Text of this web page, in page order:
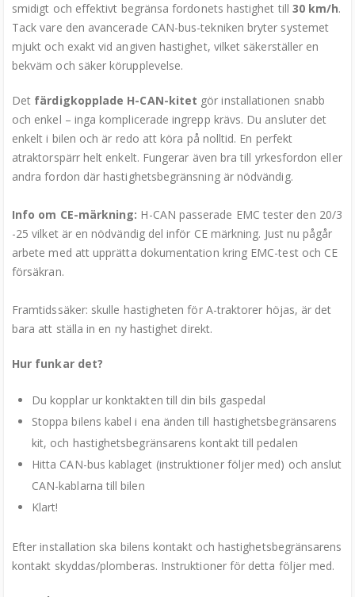
smidigt och effektivt begränsa fordonets hastighet till 30 km/h.
Tack vare den avancerade CAN-bus-tekniken bryter systemet
mjukt och exakt vid angiven hastighet, vilket säkerställer en
bekväm och säker körupplevelse.
Det färdigkopplade H-CAN-kitet gör installationen snabb
och enkel – inga komplicerade ingrepp krävs. Du ansluter det
enkelt i bilen och är redo att köra på nolltid. En perfekt
atraktorspärr helt enkelt. Fungerar även bra till yrkesfordon eller
andra fordon där hastighetsbegränsning är nödvändig.
Info om CE-märkning: H-CAN passerade EMC tester den 20/3
-25 vilket är en nödvändig del inför CE märkning. Just nu pågår
arbete med att upprätta dokumentation kring EMC-test och CE
försäkran.
Framtidssäker: skulle hastigheten för A-traktorer höjas, är det
bara att ställa in en ny hastighet direkt.
Hur funkar det?
Du kopplar ur konktakten till din bils gaspedal
Stoppa bilens kabel i ena änden till hastighetsbegränsarens
kit, och hastighetsbegränsarens kontakt till pedalen
Hitta CAN-bus kablaget (instruktioner följer med) och anslut
CAN-kablarna till bilen
Klart!
Efter installation ska bilens kontakt och hastighetsbegränsarens
kontakt skyddas/plomberas. Instruktioner för detta följer med.